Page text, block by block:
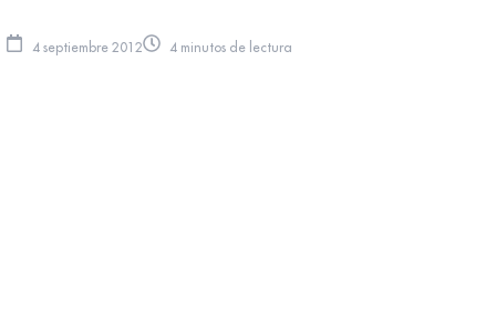
4 septiembre 2012 4 minutos de lectura